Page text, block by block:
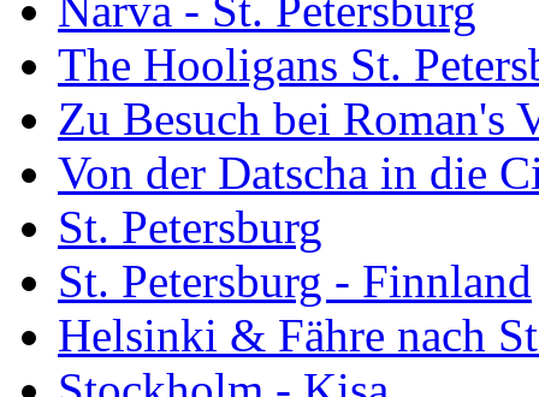
Narva - St. Petersburg
The Hooligans St.
Zu Besuch bei Roman's
Von der Datscha in die
St. Petersburg
St. Petersburg - Finnland
Helsinki & Fähre nach